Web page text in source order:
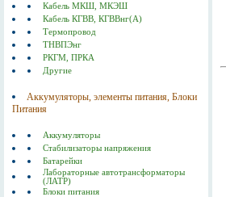
Кабель МКШ, МКЭШ
Кабель КГВВ, КГВВнг(А)
Термопровод
ТНВПЭнг
РКГМ, ПРКА
Другие
Аккумуляторы, элементы питания, Блоки
Питания
Аккумуляторы
Стабилизаторы напряжения
Батарейки
Лабораторные автотрансформаторы
(ЛАТР)
Блоки питания